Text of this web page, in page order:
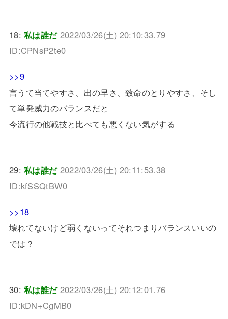
18:私は誰だ 2022/03/26(土) 20:10:33.79
ID:CPNsP2te0
>>9
言うて当てやすさ、出の早さ、致命のとりやすさ、そし
て単発威力のバランスだと
今流行の他戦技と比べても悪くない気がする
29:私は誰だ 2022/03/26(土) 20:11:53.38
ID:kfSSQtBW0
>>18
壊れてないけど弱くないってそれつまりバランスいいの
では？
30:私は誰だ 2022/03/26(土) 20:12:01.76
ID:kDN+CgMB0